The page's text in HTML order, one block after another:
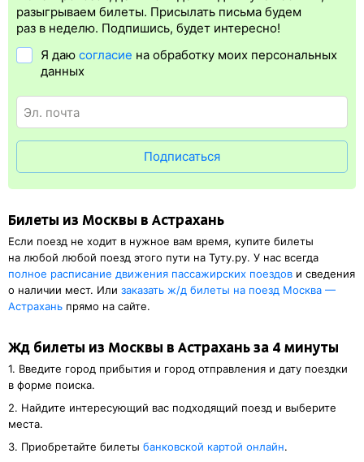
билета.Электронная регистрация— это опция, которая
упрощает жизнь пассажиру. Её преимущество в том, что
Электронная регистрация доступна почти для всех заказов,
исключение составляют поезда
личности, указанный в электронном ж/д билете. А в случае
отсутствия электронной регистрации еще и распечатка
посадочного купона.
разыгрываем билеты. Присылать письма будем
раз в неделю. Подпишись, будет интересно!
Я даю согласие на обработку моих персональных
данных
Подписаться
Билеты из Москвы в Астрахань
Если поезд не ходит в нужное вам время, купите билеты
на любой любой поезд этого пути на Туту.ру. У нас всегда
полное расписание движения пассажирских поездов и сведения
о наличии мест. Или заказать ж/д билеты на поезд Москва —
Астрахань прямо на сайте.
Жд билеты из Москвы в Астрахань за 4 минуты
1. Введите город прибытия и город отправления и дату поездки
в форме поиска.
2. Найдите интересующий вас подходящий поезд и выберите
места.
3. Приобретайте билеты банковской картой онлайн.